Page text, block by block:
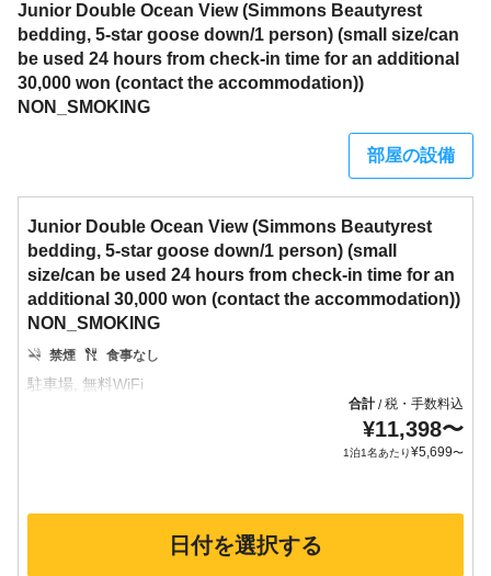
Junior Double Ocean View (Simmons Beautyrest
bedding, 5-star goose down/1 person) (small size/can
be used 24 hours from check-in time for an additional
30,000 won (contact the accommodation))
NON_SMOKING
部屋の設備
Junior Double Ocean View (Simmons Beautyrest
bedding, 5-star goose down/1 person) (small
size/can be used 24 hours from check-in time for an
additional 30,000 won (contact the accommodation))
NON_SMOKING
禁煙 食事なし
合計/税・手数料込
¥11,398〜
1泊1名あたり¥5,699〜
日付を選択する